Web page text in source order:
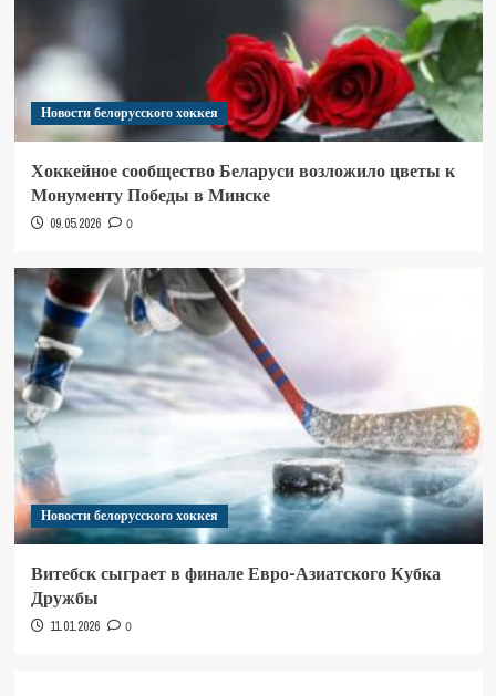
Новости белорусского хоккея
Хоккейное сообщество Беларуси возложило цветы к
Монументу Победы в Минске
09.05.2026 0
Новости белорусского хоккея
Витебск сыграет в финале Евро-Азиатского Кубка
Дружбы
11.01.2026 0